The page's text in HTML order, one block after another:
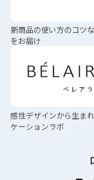
新商品の使い方のコツな
をお届け
感性デザインから生ま
ケーションラボ